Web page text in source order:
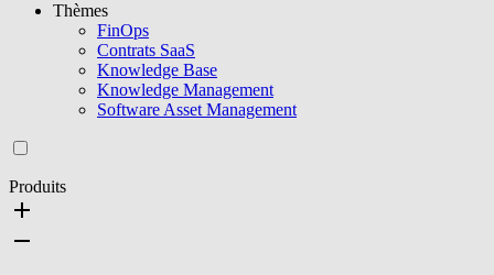
Thèmes
FinOps
Contrats SaaS
Knowledge Base
Knowledge Management
Software Asset Management
Produits